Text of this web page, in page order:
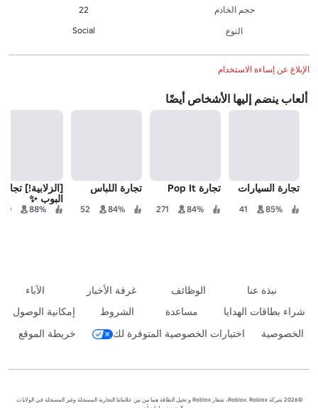
حجم الخادم
22
النوع
Social
الإبلاغ عن إساءة الاستخدام
ألعاب ينضم إليها الأشخاص أيضًا
تجارة السيارات
85%
41
تجارة Pop It
84%
271
تجارة اللباس
84%
52
[الزلابية!] تجارة
البوب ✨
88%
نبذة عنا الوظائف غرفة الأخبار
الآباء
شراء بطاقات الهدايا
مساعدة الشروط
إمكانية الوصول
الخصوصية
اختيارات الخصوصية المتوفرة لك خريطة الموقع
©2026 شركة Roblox. Roblox، شعار Roblox و تخيل الطاقة هما من بين علاماتنا التجارية المسجلة وغير المسجلة في الولايات